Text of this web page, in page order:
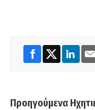
Προηγούμενα